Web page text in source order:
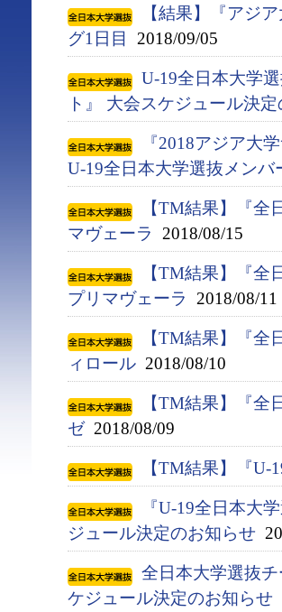
【結果】『アジ
グ1日目
2018/09/05
U-19全日本大学
ト』 大会スケジュール決
『2018アジア大
U-19全日本大学選抜メンバ
【TM結果】『全
マヴェーラ
2018/08/15
【TM結果】『全
プリマヴェーラ
2018/08/11
【TM結果】『全
ィロール 2018/08/10
【TM結果】『全
ゼ2018/08/09
【TM結果】『U-
『U-19全日本大
ジュール決定のお知らせ
全日本大学選抜
ケジュール決定のお知らせ